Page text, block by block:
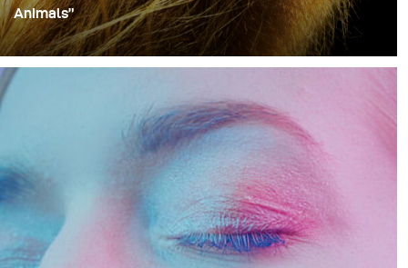
Animals”
We are sharing on a month base some more of the key
stories from ‘Endangered’ that were featured in the
the story of animals that find themselves at the edge of